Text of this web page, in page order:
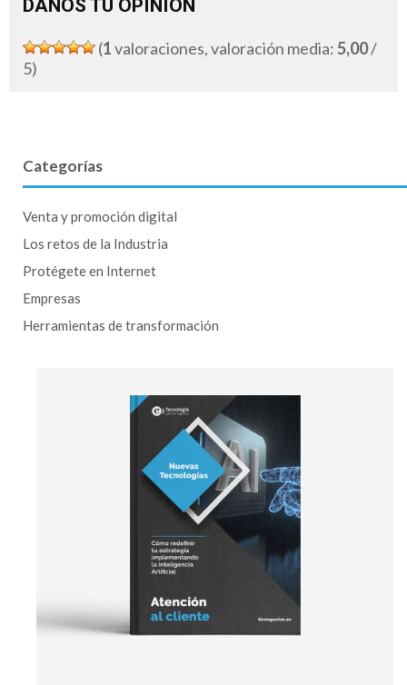
DANOS TU OPINIÓN
(1valoraciones, valoración media:5,00/
5)
Categorías
Venta y promoción digital
Los retos de la Industria
Protégete en Internet
Empresas
Herramientas de transformación